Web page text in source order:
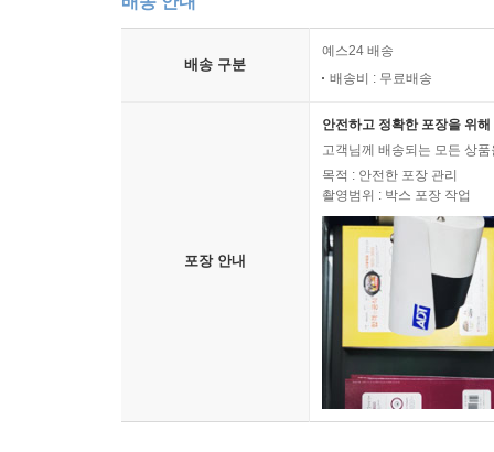
배송 구분
예스24 배송
배송비 : 무료배송
포장 안내
안전하고 정확한 포장을 위
고객님께 배송되는 모든 상
목적 : 안전한 포장 관리
촬영범위 : 박스 포장 작업